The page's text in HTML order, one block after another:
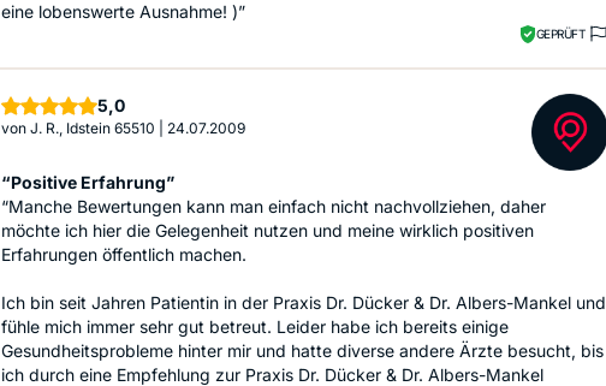
eine lobenswerte Ausnahme! )”
GEPRÜFT
5,0Sterne
von J. R., Idstein 65510 24.07.2009
“Positive Erfahrung”
“Manche Bewertungen kann man einfach nicht nachvollziehen, daher
möchte ich hier die Gelegenheit nutzen und meine wirklich positiven
Erfahrungen öffentlich machen.
Ich bin seit Jahren Patientin in der Praxis Dr. Dücker & Dr. Albers-Mankel und
fühle mich immer sehr gut betreut. Leider habe ich bereits einige
Gesundheitsprobleme hinter mir und hatte diverse andere Ärzte besucht, bis
ich durch eine Empfehlung zur Praxis Dr. Dücker & Dr. Albers-Mankel